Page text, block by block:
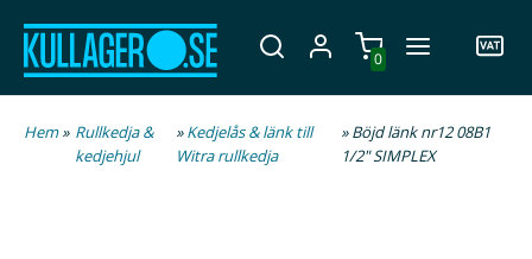
0
Hem» Rullkedja &
kedjehjul
»Kedjelås & länk till
Witra rullkedja
» Böjd länk nr12 08B1
1/2" SIMPLEX